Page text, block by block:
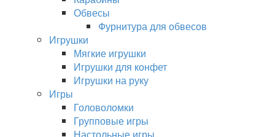
Обвесы
Фурнитура для обвесов
Игрушки
Мягкие игрушки
Игрушки для конфет
Игрушки на руку
Игры
Головоломки
Групповые игры